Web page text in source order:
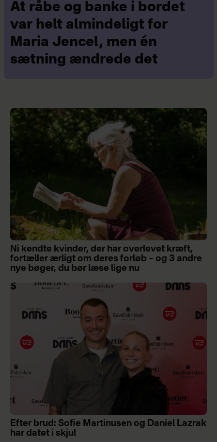
At råbe og banke i bordet
var helt almindeligt for
Maria Jencel, men én
sætning ændrede det
Ni kendte kvinder, der har overlevet kræft,
fortæller ærligt om deres forløb – og 3 andre
nye bøger, du bør læse lige nu
Efter brud: Sofie Martinusen og Daniel Lazrak
har datet i skjul